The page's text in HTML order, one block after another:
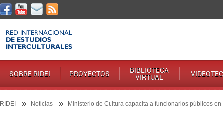
SOBRE RIDEI PROYECTOS BIBLIOTECA
VIRTUAL
RIDEI Noticias Ministerio de Cultura capacita a funcionarios públicos